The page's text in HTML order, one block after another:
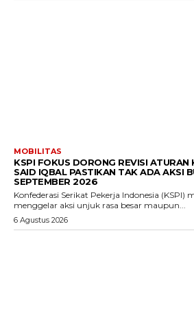
MOBILITAS
KSPI FOKUS DORONG REVISI ATURAN
SAID IQBAL PASTIKAN TAK ADA AKSI
SEPTEMBER 2026
Konfederasi Serikat Pekerja Indonesia (KSPI)
menggelar aksi unjuk rasa besar maupun...
6 Agustus 2026